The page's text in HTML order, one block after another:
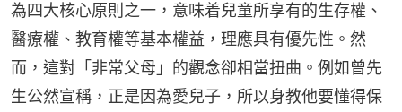
為四大核心原則之一，意味着兒童所享有的生存權、
醫療權、教育權等基本權益，理應具有優先性。然
而，這對「非常父母」的觀念卻相當扭曲。例如曾先
生公然宣稱，正是因為愛兒子，所以身教他要懂得保